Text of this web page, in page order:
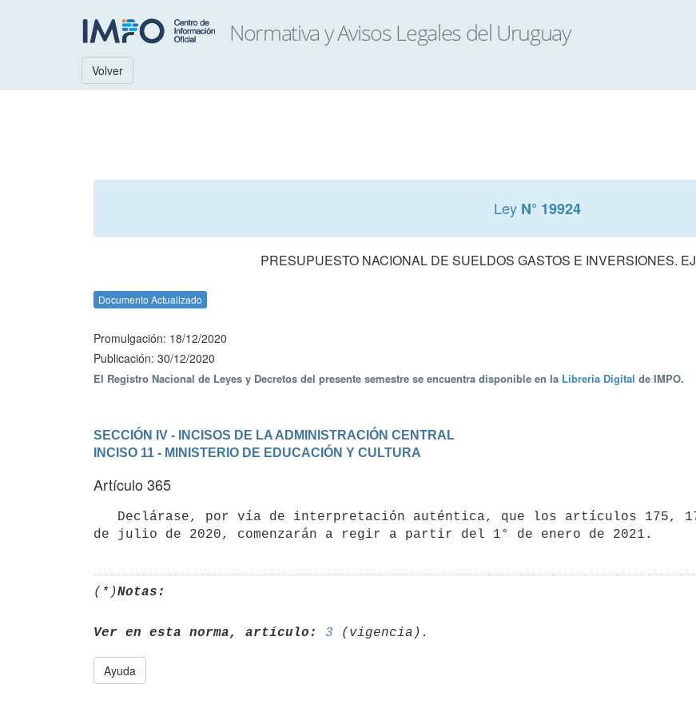
Volver
Ley N° 19924
PRESUPUESTO NACIONAL DE SUELDOS GASTOS E INVERSIONES.
Documento Actualizado
Promulgación: 18/12/2020
Publicación: 30/12/2020
El Registro Nacional de Leyes y Decretos del presente semestre se encuentra disponible en la Librería Digital de IMPO.
SECCIÓN IV - INCISOS DE LA ADMINISTRACIÓN CENTRAL
INCISO 11 - MINISTERIO DE EDUCACIÓN Y CULTURA
Artículo 365
(*)Notas:
Ver en esta norma, artículo: 3
Ayuda